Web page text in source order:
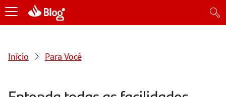
Início Para Você